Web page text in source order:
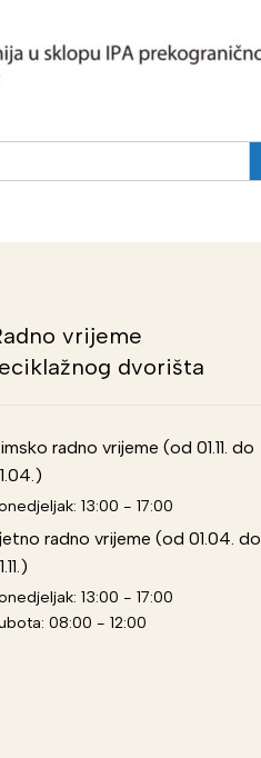
vrijeme
dvorišta
radno vrijeme (od 01.11. do
13:00 - 17:00
radno vrijeme (od 01.04. do
13:00 - 17:00
08:00 - 12:00